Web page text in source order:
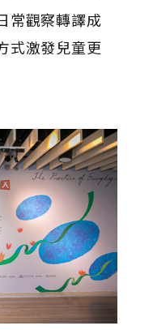
常觀察轉譯成
式激發兒童更